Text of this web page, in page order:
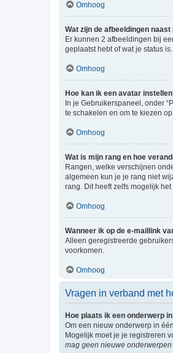
Omhoog
Wat zijn de afbeeldingen
Er kunnen 2 afbeeldingen bij
geplaatst hebt of wat je status
Omhoog
Hoe kan ik een avatar
In je Gebruikerspaneel, onder
te schakelen en om te kiezen
Omhoog
Wat is mijn rang en hoe
Rangen, welke verschijnen
algemeen kun je je rang niet
rang. Dit heeft zelfs mogelijk
Omhoog
Wanneer ik op de e-maillink
Alleen geregistreerde
voorkomen.
Omhoog
Vragen in verband met
Hoe plaats ik een onderwerp
Om een nieuw onderwerp in
Mogelijk moet je je registreren
mag geen nieuwe